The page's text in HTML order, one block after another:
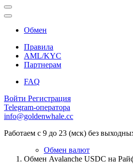
Обмен
Правила
AML/KYC
Партнерам
FAQ
Войти Регистрация
Telegram-оператора
info@goldenwhale.cc
Работаем с 9 до 23 (мск) без
Обмен валют
Обмен Avalanche USDC на